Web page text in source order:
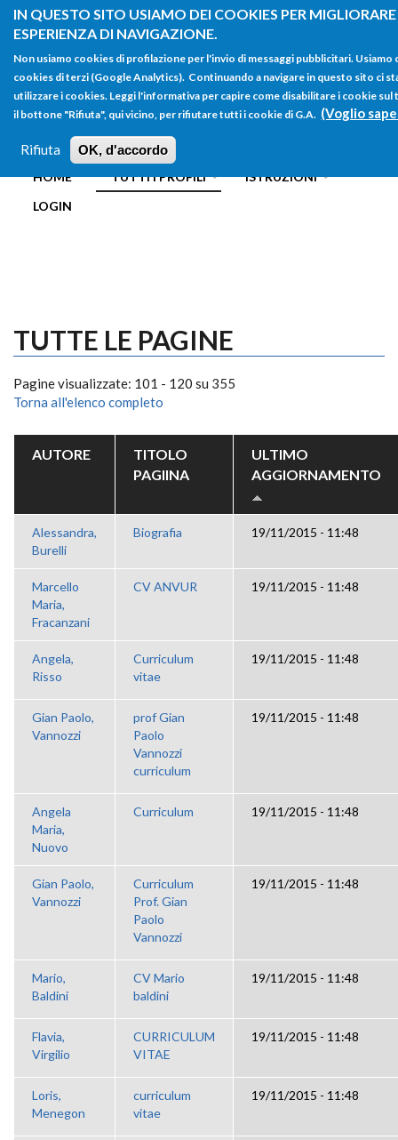
IN QUESTO SITO USIAMO DEI COOKIES PER
ESPERIENZA DI NAVIGAZIONE.
Non usiamo cookies di profilazione per l'invio di messaggi pubblicitari. Usiamo
cookies di terzi (Google Analytics). Continuando a navigare in questo sito ci
utilizzare i cookies. Leggi l'informativa per capire come disabilitare i cookie
il bottone "Rifiuta", qui vicino, per rifiutare tutti i cookie di G.A. (Voglio
Rifiuta OK, d'accordo
Salta al contenuto principale
FORM
DI
RICERCA
Main menu
HOME TUTTI I PROFILI
ISTRUZIONI
LOGIN
TUTTE LE PAGINE
Pagine visualizzate: 101 - 120 su 355
Torna all'elenco completo
AUTORE
TITOLO
PAGIINA
ULTIMO
AGGIORNAMENTO
Alessandra,
Burelli
Biografia 19/11/2015 - 11:48
Marcello
Maria,
Fracanzani
CV ANVUR 19/11/2015 - 11:48
Angela,
Risso
Curriculum
vitae
19/11/2015 - 11:48
Gian Paolo,
Vannozzi
prof Gian
Paolo
Vannozzi
curriculum
19/11/2015 - 11:48
Angela
Maria,
Nuovo
Curriculum 19/11/2015 - 11:48
Gian Paolo,
Vannozzi
Curriculum
Prof. Gian
Paolo
Vannozzi
19/11/2015 - 11:48
Mario,
Baldini
CV Mario
baldini
19/11/2015 - 11:48
Flavia,
Virgilio
CURRICULUM
VITAE
19/11/2015 - 11:48
Loris,
Menegon
curriculum
vitae
19/11/2015 - 11:48